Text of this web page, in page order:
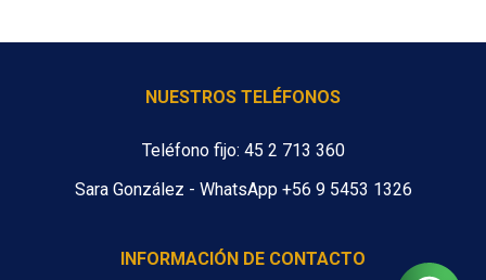
NUESTROS TELÉFONOS
Teléfono fijo: 45 2 713 360
Sara González - WhatsApp +56 9 5453 1326
INFORMACIÓN DE CONTACTO